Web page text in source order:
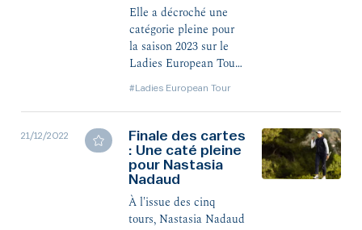
ex-aequo à -6.
Elle a décroché une
catégorie pleine pour
la saison 2023 sur le
Ladies European Tour
fêtes de Noël. Nastasia
Nadaud, 18 ans, est
revenue pour nous sur
son année folle et la
nouvelle vie qui
l’attend. Interview.
#Ladies European Tour
21/12/2022
Finale des cartes
: Une caté pleine
pour Nastasia
Nadaud
À l'issue des cinq
tours, Nastasia Nadaud